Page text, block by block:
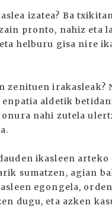
izatea? Ba
pronto, nahiz eta
helburu gisa nire
zenituen
aldetik
nahi zutela
ikasleen arteko
sumatzen, agian
egongela,
dugu, eta azken